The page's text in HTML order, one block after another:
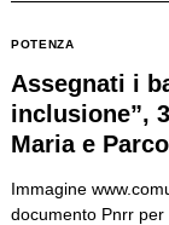
POTENZA
Assegnati i
inclusione”,
Maria e
Immagine
documento Pnrr per